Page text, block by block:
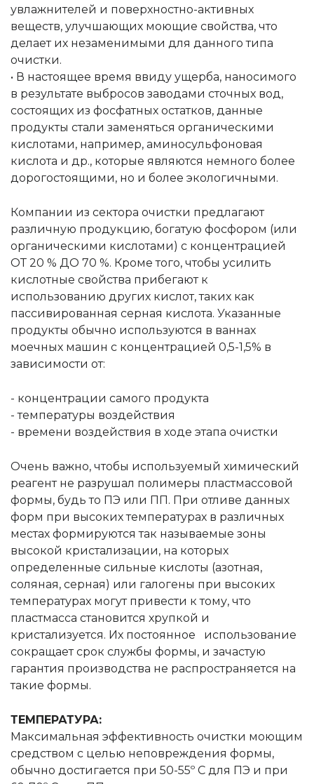
увлажнителей и поверхностно-активных
веществ, улучшающих моющие свойства, что
делает их незаменимыми для данного типа
очистки.
• В настоящее время ввиду ущерба, наносимого
в результате выбросов заводами сточных вод,
состоящих из фосфатных остатков, данные
продукты стали заменяться органическими
кислотами, например, аминосульфоновая
кислота и др., которые являются немного более
дорогостоящими, но и более экологичными.
Компании из сектора очистки предлагают
различную продукцию, богатую фосфором (или
органическими кислотами) с концентрацией
ОТ 20 % ДО 70 %. Кроме того, чтобы усилить
кислотные свойства прибегают к
использованию других кислот, таких как
пассивированная серная кислота. Указанные
продукты обычно используются в ваннах
моечных машин с концентрацией 0,5-1,5% в
зависимости от:
- концентрации самого продукта
- температуры воздействия
- времени воздействия в ходе этапа очистки
Очень важно, чтобы используемый химический
реагент не разрушал полимеры пластмассовой
формы, будь то ПЭ или ПП. При отливе данных
форм при высоких температурах в различных
местах формируются так называемые зоны
высокой кристализации, на которых
определенные сильные кислоты (азотная,
соляная, серная) или галогены при высоких
температурах могут привести к тому, что
пластмасса становится хрупкой и
кристализуется. Их постоянное использование
сокращает срок службы формы, и зачастую
гарантия производства не распространяется на
такие формы.
ТЕМПЕРАТУРА:
Максимальная эффективность очистки моющим
средством с целью неповреждения формы,
обычно достигается при 50-55º C для ПЭ и при